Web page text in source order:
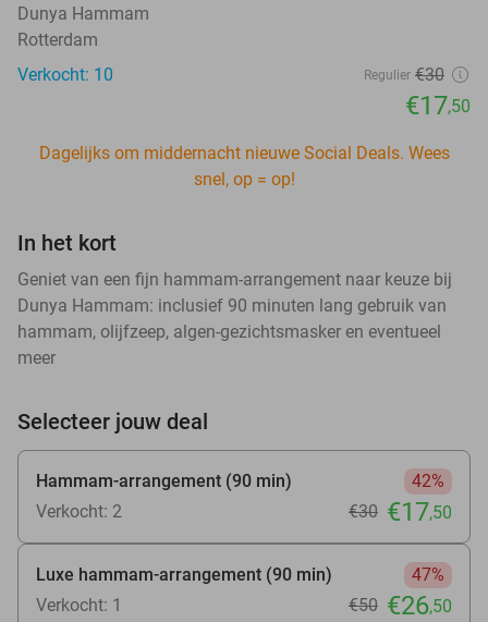
Dunya Hammam
Rotterdam
Verkocht: 10
Regulier €30
€17,50
Dagelijks om middernacht nieuwe Social Deals. Wees
snel, op = op!
In het kort
Geniet van een fijn hammam-arrangement naar keuze bij
Dunya Hammam: inclusief 90 minuten lang gebruik van
hammam, olijfzeep, algen-gezichtsmasker en eventueel
meer
Selecteer jouw deal
Hammam-arrangement (90 min)
42%
Verkocht: 2
€30 €17,50
Luxe hammam-arrangement (90 min)
47%
Verkocht: 1
€50 €26,50